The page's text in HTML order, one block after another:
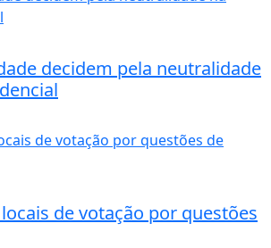
decidem pela neutralidade
locais de votação por questões